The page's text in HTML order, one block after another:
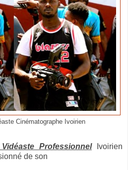
Cinématographe Ivoirien
ProfessionnelIvoirien
de son